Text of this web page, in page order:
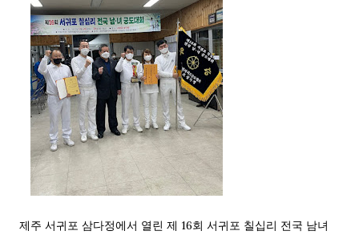
제주 서귀포 삼다정에서 열린 제 16회 서귀포 칠십리 전국 남녀